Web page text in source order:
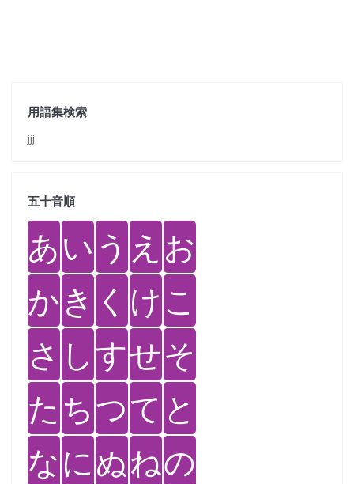
用語集検索
jjj
五十音順
あい う え お
かき く けこ
さ しすせそ
た ちつて と
なにぬねの